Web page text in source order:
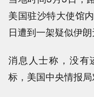
美国驻沙特大使馆
日遭到一架疑似伊朗
消息人士称，没有
标，美国中央情报局